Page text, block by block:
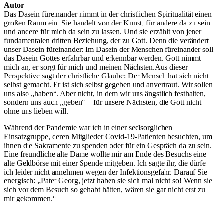
Autor
Das Dasein füreinander nimmt in der christlichen Spiritualität einen
großen Raum ein. Sie handelt von der Kunst, für andere da zu sein
und andere für mich da sein zu lassen. Und sie erzählt von jener
fundamentalen dritten Beziehung, der zu Gott. Denn die verändert
unser Dasein füreinander: Im Dasein der Menschen füreinander soll
das Dasein Gottes erfahrbar und erkennbar werden. Gott nimmt
mich an, er sorgt für mich und meinen Nächsten.Aus dieser
Perspektive sagt der christliche Glaube: Der Mensch hat sich nicht
selbst gemacht. Er ist sich selbst gegeben und anvertraut. Wir sollen
uns also „haben“. Aber nicht, in dem wir uns ängstlich festhalten,
sondern uns auch „geben“ – für unsere Nächsten, die Gott nicht
ohne uns lieben will.
Während der Pandemie war ich in einer seelsorglichen
Einsatzgruppe, deren Mitglieder Covid-19-Patienten besuchten, um
ihnen die Sakramente zu spenden oder für ein Gespräch da zu sein.
Eine freundliche alte Dame wollte mir am Ende des Besuchs eine
alte Geldbörse mit einer Spende mitgeben. Ich sagte ihr, die dürfe
ich leider nicht annehmen wegen der Infektionsgefahr. Darauf Sie
energisch: „Pater Georg, jetzt haben sie sich mal nicht so! Wenn sie
sich vor dem Besuch so gehabt hätten, wären sie gar nicht erst zu
mir gekommen.“